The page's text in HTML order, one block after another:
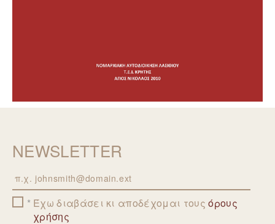
NEWSLETTER
EmailΈχω διαβάσει κι αποδέχομαι τουςόρους
χρήσης